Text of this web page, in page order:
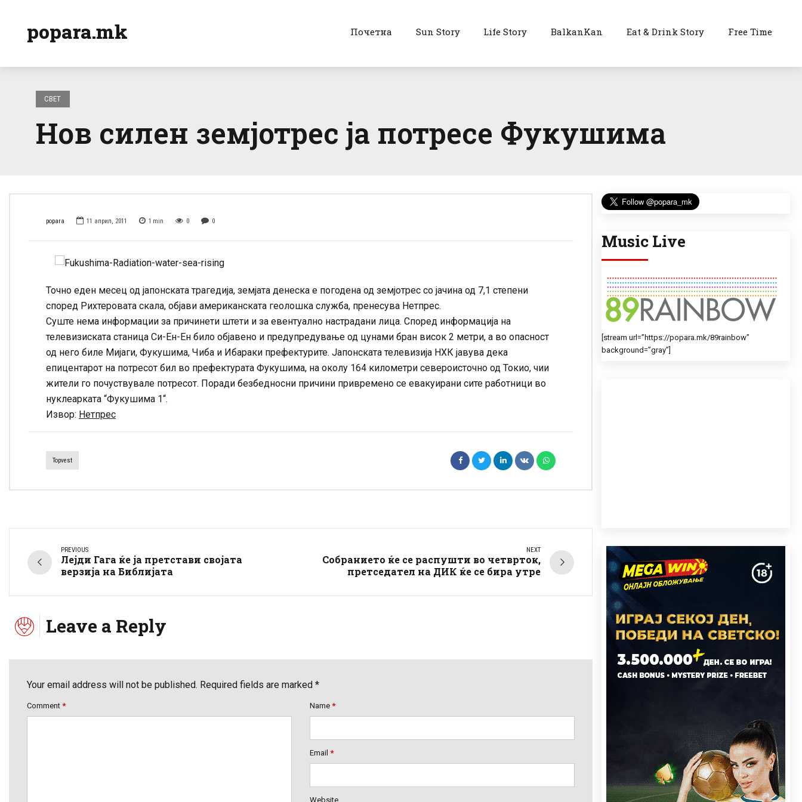
popara.mk Почетна Sun Story Life Story BalkanKan Eat & Drink Story Free Time
СВЕТ
Нов силен земјотрес ја потресе Фукушима
popara 11 април, 2011 1 min 0 0
Точно еден месец од јапонската трагедија, земјата денеска е погодена од земјотрес со јачина од 7,1 степени
според Рихтеровата скала, објави американската геолошка служба, пренесува Нетпрес.
Суште нема информации за причинети штети и за евентуално настрадани лица. Според информација на
телевизиската станица Си-Ен-Ен било објавено и предупредување од цунами бран висок 2 метри, а во опасност
од него биле Мијаги, Фукушима, Чиба и Ибараки префектурите. Јапонската телевизија НХК јавува дека
епицентарот на потресот бил во префектурата Фукушима, на околу 164 километри североисточно од Токио, чии
жители го почуствувале потресот. Поради безбедносни причини привремено се евакуирани сите работници во
нуклеарката “Фукушима 1“.
Извор: Нетпрес
Topvest
PREVIOUS
Лејди Гага ќе ја претстави својата
верзија на Библијата
NEXT
Собранието ќе се распушти во четврток,
претседател на ДИК ќе се бира утре
Leave a Reply
Your email address will not be published. Required fields are marked *
Comment * Name *
Email *
Website
Music Live
[stream url=”https://popara.mk/89rainbow”
background=”gray”]